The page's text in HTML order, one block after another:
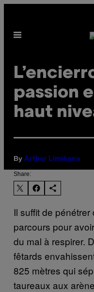
content
Open
passion
haut
By Arthur Limiñana
Share:
Il suffit de pénétrer
parcours pour
du mal à respirer.
fêtards
825 mètres qui
taureaux aux